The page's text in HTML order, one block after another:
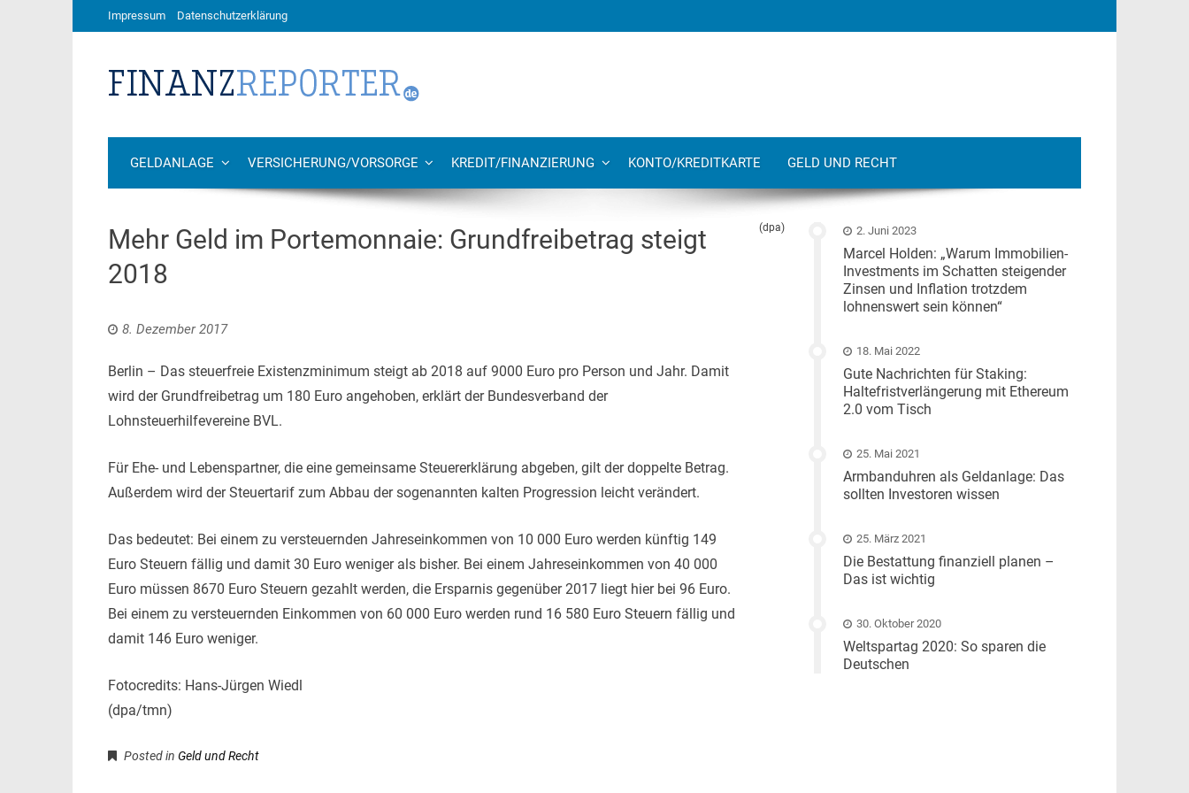
Impressum Datenschutzerklärung
GELDANLAGE VERSICHERUNG/VORSORGE KREDIT/FINANZIERUNG KONTO/KREDITKARTE GELD UND RECHT
Mehr Geld im Portemonnaie: Grundfreibetrag steigt
2018
(dpa)
8. Dezember 2017
Berlin – Das steuerfreie Existenzminimum steigt ab 2018 auf 9000 Euro pro Person und Jahr. Damit
wird der Grundfreibetrag um 180 Euro angehoben, erklärt der Bundesverband der
Lohnsteuerhilfevereine BVL.
Für Ehe- und Lebenspartner, die eine gemeinsame Steuererklärung abgeben, gilt der doppelte Betrag.
Außerdem wird der Steuertarif zum Abbau der sogenannten kalten Progression leicht verändert.
Das bedeutet: Bei einem zu versteuernden Jahreseinkommen von 10 000 Euro werden künftig 149
Euro Steuern fällig und damit 30 Euro weniger als bisher. Bei einem Jahreseinkommen von 40 000
Euro müssen 8670 Euro Steuern gezahlt werden, die Ersparnis gegenüber 2017 liegt hier bei 96 Euro.
Bei einem zu versteuernden Einkommen von 60 000 Euro werden rund 16 580 Euro Steuern fällig und
damit 146 Euro weniger.
Fotocredits: Hans-Jürgen Wiedl
(dpa/tmn)
Posted in Geld und Recht
2. Juni 2023
Marcel Holden: „Warum Immobilien-
Investments im Schatten steigender
Zinsen und Inflation trotzdem
lohnenswert sein können“
18. Mai 2022
Gute Nachrichten für Staking:
Haltefristverlängerung mit Ethereum
2.0 vom Tisch
25. Mai 2021
Armbanduhren als Geldanlage: Das
sollten Investoren wissen
25. März 2021
Die Bestattung finanziell planen –
Das ist wichtig
30. Oktober 2020
Weltspartag 2020: So sparen die
Deutschen